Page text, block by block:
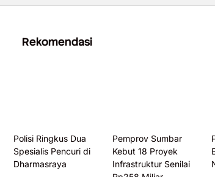
Rekomendasi
Polisi Ringkus Dua
Spesialis Pencuri di
Dharmasraya
Pemprov Sumbar
Kebut 18 Proyek
Infrastruktur Senilai